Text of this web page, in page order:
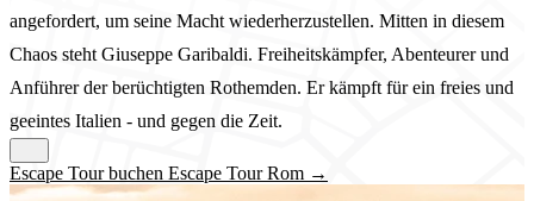
angefordert, um seine Macht wiederherzustellen. Mitten in diesem
Chaos steht Giuseppe Garibaldi. Freiheitskämpfer, Abenteurer und
Anführer der berüchtigten Rothemden. Er kämpft für ein freies und
geeintes Italien - und gegen die Zeit.
Escape Tour buchen Escape Tour Rom →